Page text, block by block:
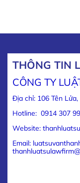
THÔNG TIN
CÔNG TY
Địa chỉ: 106 Tên
Hotline: 0914 307
Website:
Email: